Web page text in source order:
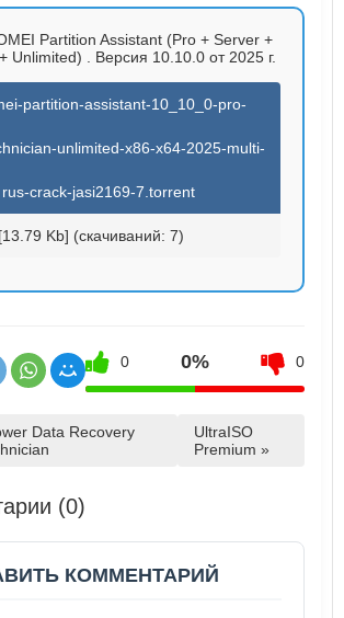
Partition Assistant (Pro + Server +
Unlimited) . Версия 10.10.0 от 2025 г.
partition-assistant-10_10_0-pro-
unlimited-x86-x64-2025-multi-
rus-crack-jasi2169-7.torrent
[13.79 Kb] (cкачиваний: 7)
0 0% 0
Data Recovery
UltraISO
Premium »
(0)
КОММЕНТАРИЙ